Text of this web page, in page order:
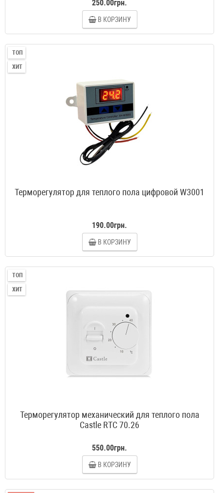
250.00грн.
В КОРЗИНУ
ТОП
ХИТ
Терморегулятор для теплого пола цифровой W3001
190.00грн.
В КОРЗИНУ
ТОП
ХИТ
Терморегулятор механический для теплого пола
Castle RTC 70.26
550.00грн.
В КОРЗИНУ